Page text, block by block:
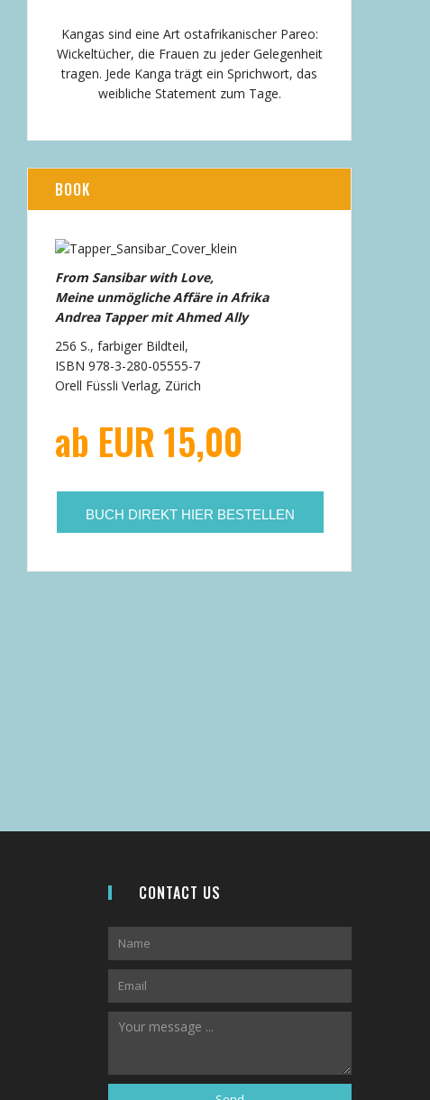
Kangas sind eine Art ostafrikanischer Pareo:
Wickeltücher, die Frauen zu jeder Gelegenheit
tragen. Jede Kanga trägt ein Sprichwort, das
weibliche Statement zum Tage.
BOOK
From Sansibar with Love,
Meine unmögliche Affäre in Afrika
Andrea Tapper mit Ahmed Ally
256 S., farbiger Bildteil,
ISBN 978-3-280-05555-7
Orell Füssli Verlag, Zürich
ab EUR 15,00
BUCH DIREKT HIER BESTELLEN
CONTACT US